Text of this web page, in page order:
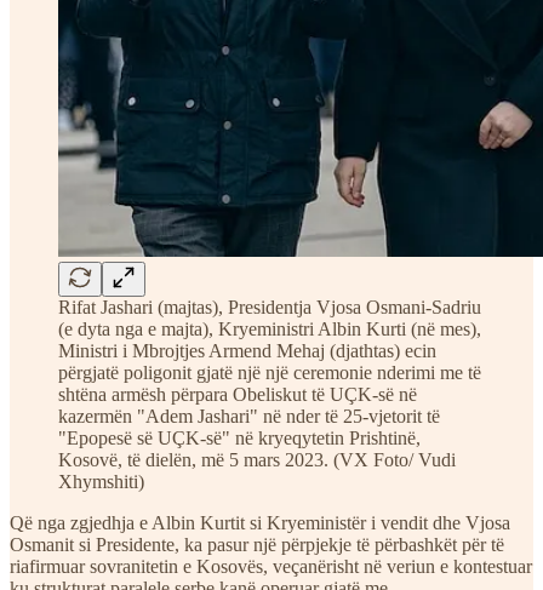
Rifat Jashari (majtas), Presidentja Vjosa Osmani-Sadriu
(e dyta nga e majta), Kryeministri Albin Kurti (në mes),
Ministri i Mbrojtjes Armend Mehaj (djathtas) ecin
përgjatë poligonit gjatë një një ceremonie nderimi me të
shtëna armësh përpara Obeliskut të UÇK-së në
kazermën "Adem Jashari" në nder të 25-vjetorit të
"Epopesë së UÇK-së" në kryeqytetin Prishtinë,
Kosovë, të dielën, më 5 mars 2023. (VX Foto/ Vudi
Xhymshiti)
Që nga zgjedhja e Albin Kurtit si Kryeministër i vendit dhe Vjosa
Osmanit si Presidente, ka pasur një përpjekje të përbashkët për të
riafirmuar sovranitetin e Kosovës, veçanërisht në veriun e kontestuar